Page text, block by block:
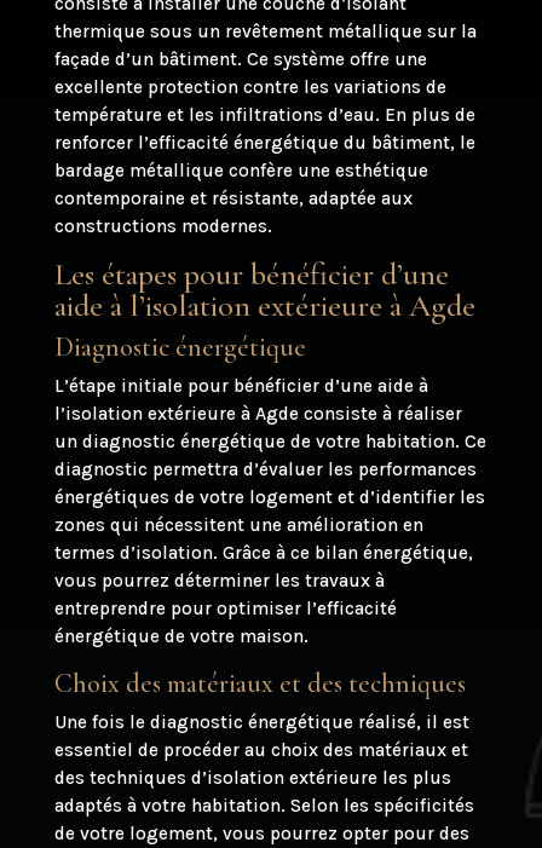
thermique sous un revêtement métallique sur la
façade d’un bâtiment. Ce système offre une
excellente protection contre les variations de
température et les infiltrations d’eau. En plus de
renforcer l’efficacité énergétique du bâtiment, le
bardage métallique confère une esthétique
contemporaine et résistante, adaptée aux
constructions modernes.
Les étapes pour bénéficier d’une
aide à l’isolation extérieure à Agde
Diagnostic énergétique
L’étape initiale pour bénéficier d’une aide à
l’isolation extérieure à Agde consiste à réaliser
un diagnostic énergétique de votre habitation. Ce
diagnostic permettra d’évaluer les performances
énergétiques de votre logement et d’identifier les
zones qui nécessitent une amélioration en
termes d’isolation. Grâce à ce bilan énergétique,
vous pourrez déterminer les travaux à
entreprendre pour optimiser l’efficacité
énergétique de votre maison.
Choix des matériaux et des techniques
Une fois le diagnostic énergétique réalisé, il est
essentiel de procéder au choix des matériaux et
des techniques d’isolation extérieure les plus
adaptés à votre habitation. Selon les spécificités
de votre logement, vous pourrez opter pour des